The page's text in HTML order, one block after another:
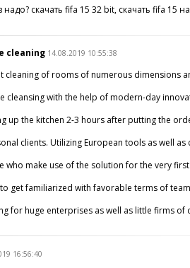
скачать fifa 15 32 bit, скачать fifa 15
cleaning 14.08.2019 10:55:38
cleaning of rooms of numerous dimensions
cleansing with the help of modern-day
up the kitchen 2-3 hours after putting the
clients. Utilizing European tools as well
who make use of the solution for the very
get familiarized with favorable terms of
for huge enterprises as well as little firms
16:56:40